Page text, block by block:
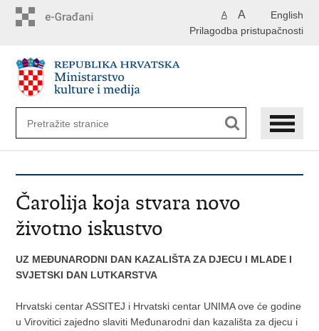
English
A A
Prilagodba pristupačnosti
Čarolija koja stvara novo
životno iskustvo
UZ MEĐUNARODNI DAN KAZALIŠTA ZA DJECU I MLADE I
SVJETSKI DAN LUTKARSTVA
Hrvatski centar ASSITEJ i Hrvatski centar UNIMA ove će godine
u Virovitici zajedno slaviti Međunarodni dan kazališta za djecu i